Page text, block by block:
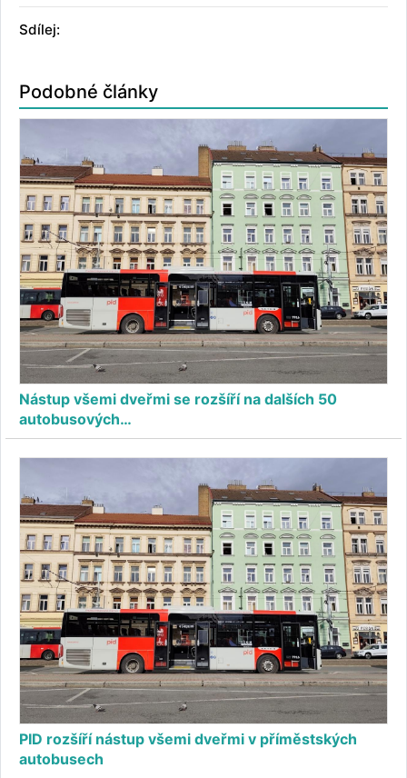
Sdílej:
Podobné články
Nástup všemi dveřmi se rozšíří na dalších 50
autobusových…
PID rozšíří nástup všemi dveřmi v příměstských
autobusech